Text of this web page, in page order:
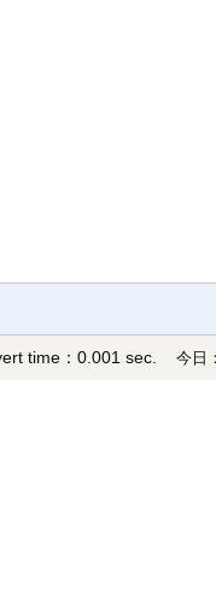
time：0.001 sec. 今日